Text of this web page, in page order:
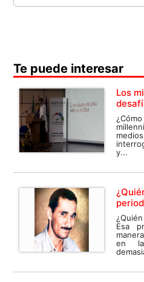
Te puede interesar
Los
y...
Esa
en